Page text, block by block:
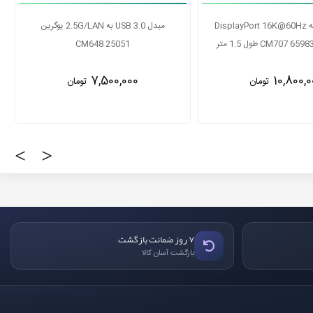
کابل USB-C به DisplayPort 16K@60Hz
10,800,000 تومان
تبدیل یو اس بی3 به لن RJ45) 1000)
ایسوس
تومان
‹ ›
۷ روز ضمانت بازگشت
بازگشت آسان کالا